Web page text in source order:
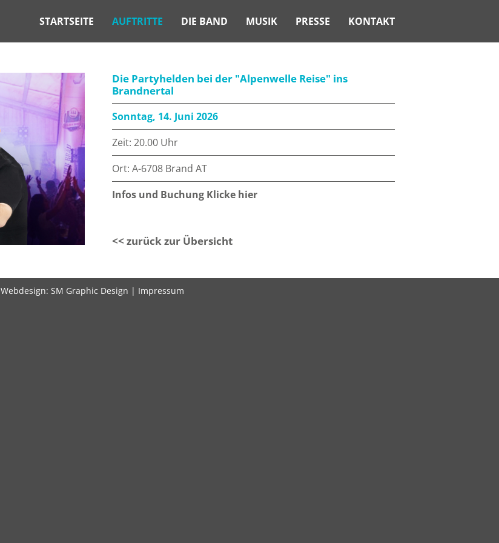
STARTSEITE AUFTRITTE DIE BAND MUSIK PRESSE KONTAKT
Die Partyhelden bei der "Alpenwelle Reise" ins
Brandnertal
Sonntag, 14. Juni 2026
Zeit: 20.00 Uhr
Ort: A-6708 Brand AT
Infos und Buchung Klicke hier
<< zurück zur Übersicht
Webdesign: SM Graphic Design | Impressum